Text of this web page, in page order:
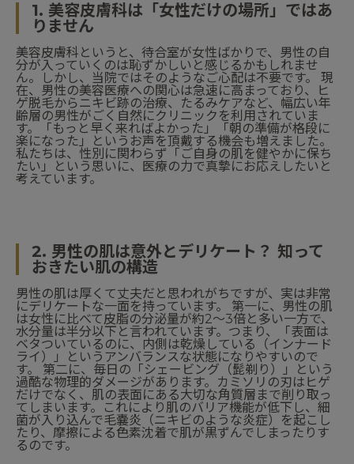
1. 美容皮膚科は「女性だけの場所」ではあ
りません
美容皮膚科というと、待合室が女性ばかりで、男性の自
分が入っていくのは恥ずかしいと感じるかもしれませ
ん。しかし、当院ではそのようなご心配は不要です。 現
在、男性の美容医療への関心は急速に高まっており、ヒ
ゲ脱毛からニキビ跡の治療、たるみケアなど、幅広い年
齢層の男性がごく自然にクリニックを利用されていま
す。「もっと早く来ればよかった」「朝の準備が格段に
楽になった」というお声を頂戴する機会も増えました。
私たちは、性別に関わらず「ご自身の肌を健やかに保ち
たい」という思いに、医療の力で真摯にお応えしたいと
考えています。
2. 男性の肌は意外とデリケート？ 知って
おきたい肌の構造
男性の肌は厚くて丈夫だと思われがちですが、実は非常
にデリケートな一面を持っています。 第一に、男性の肌
は女性に比べて皮脂の分泌量が約2〜3倍と多い一方で、
水分量は半分以下と言われています。つまり、「表面は
ベタついているのに、内側は乾燥している（インナード
ライ）」というアンバランスな状態になりやすいので
す。 第二に、毎日の「シェービング（髭剃り）」という
過酷な物理的ダメージがあります。カミソリの刃はヒゲ
だけでなく、肌の表面にある大切な角質層まで削り取っ
てしまいます。これにより肌のバリア機能が低下し、細
菌が入り込んで毛嚢炎（ニキビのような炎症）を起こし
たり、摩擦による色素沈着で肌が黒ずんでしまったりす
るのです。